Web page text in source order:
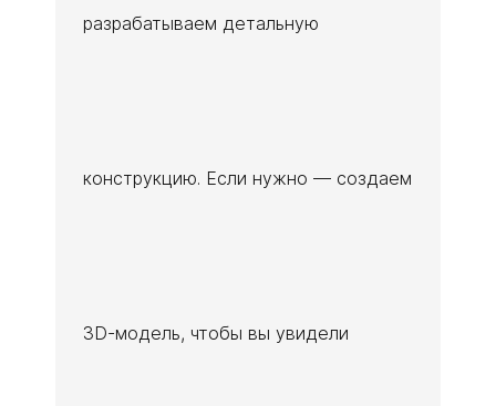
разрабатываем детальную
конструкцию. Если нужно — создаем
3D-модель, чтобы вы увидели